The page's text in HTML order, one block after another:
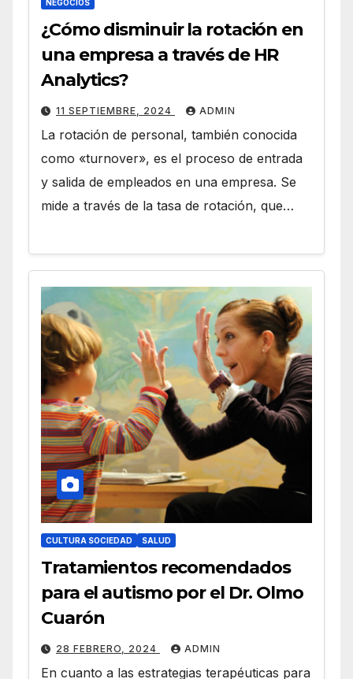
NEGOCIOS
¿Cómo disminuir la rotación en
una empresa a través de HR
Analytics?
11 SEPTIEMBRE, 2024 ADMIN
La rotación de personal, también conocida
como «turnover», es el proceso de entrada
y salida de empleados en una empresa. Se
mide a través de la tasa de rotación, que…
CULTURA SOCIEDAD SALUD
Tratamientos recomendados
para el autismo por el Dr. Olmo
Cuarón
28 FEBRERO, 2024 ADMIN
En cuanto a las estrategias terapéuticas para